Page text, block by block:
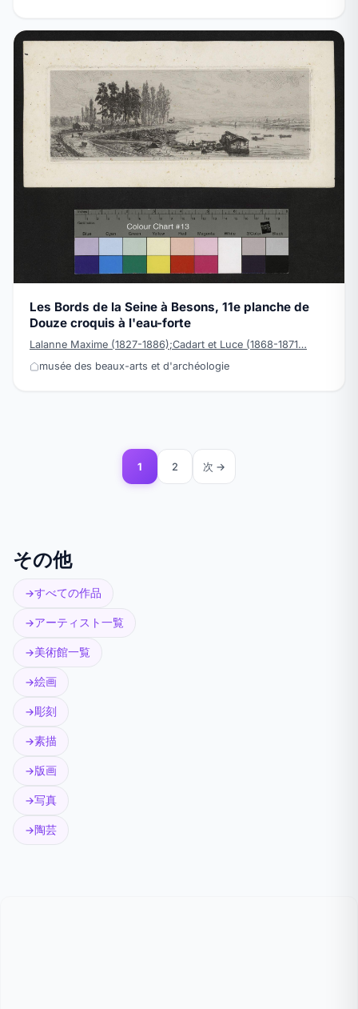
Les Bords de la Seine à Besons, 11e planche de
Douze croquis à l'eau-forte
Lalanne Maxime (1827-1886);Cadart et Luce (1868-1871…
musée des beaux-arts et d'archéologie
1 2 次 →
その他
すべての作品
アーティスト一覧
美術館一覧
絵画
彫刻
素描
版画
写真
陶芸